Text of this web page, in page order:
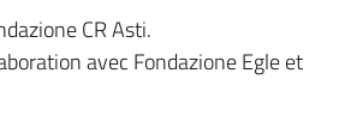
CR Asti.
avec Fondazione Egle et